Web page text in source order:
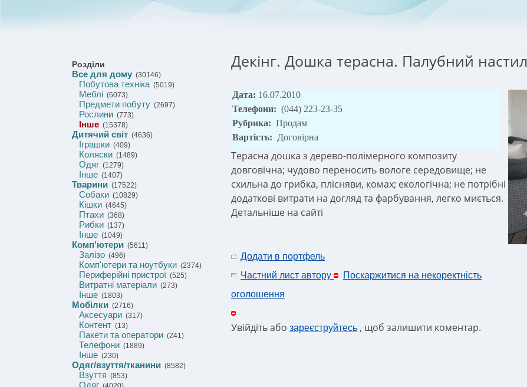
Розділи
Все для дому (30146)
Побутова техніка(5019)
Меблі (6073)
Предмети побуту (2697)
Рослини (773)
Інше (15378)
Дитячий світ (4636)
Іграшки (409)
Коляски (1489)
Одяг (1279)
Інше (1407)
Тварини (17522)
Собаки (10829)
Кішки (4645)
Птахи (368)
Рибки (137)
Інше (1049)
Комп'ютери (5611)
Залізо (496)
Комп'ютери та ноутбуки (2374)
Периферійні пристрої (525)
Витратні матеріали (273)
Інше (1803)
Мобілки (2716)
Аксесуари (317)
Контент (13)
Пакети та оператори (241)
Телефони (1889)
Інше (230)
Одяг/взуття/тканини (8582)
Взуття (853)
Одяг
Декінг. Дошка терасна. Палубний настил
Дата: 16.07.2010
Телефони: (044) 223-23-35
Рубрика: Продам
Вартість: Договірна
Терасна дошка з дерево-полімерного композиту
довговічна; чудово переносить вологе середовище; не
схильна до грибка, плісняви, комах; екологічна; не потрібні
додаткові витрати на догляд та фарбування, легко миється.
Детальніше на сайті
Додати в портфель
Частний лист автору
Поскаржитися на некоректність
оголошення
Увійдіть або зареєструйтесь , щоб залишити коментар.